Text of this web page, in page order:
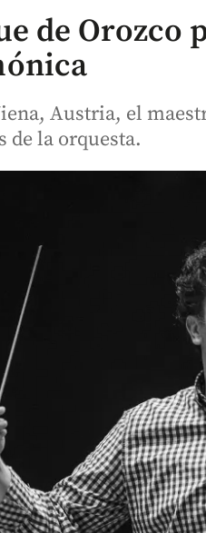
de Orozco
Austria, el
de la orquesta.